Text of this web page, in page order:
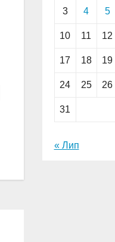
3 4 5
10 11 12
17 18 19
24 25 26
31
« Лип